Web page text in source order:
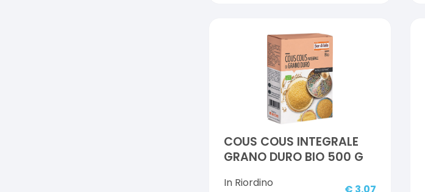
COUS COUS INTEGRALE
GRANO DURO BIO 500 G
In Riordino